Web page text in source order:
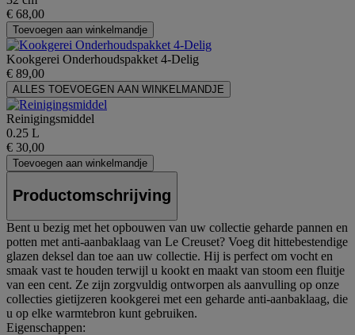
€ 68,00
Toevoegen aan winkelmandje
Kookgerei Onderhoudspakket 4-Delig
€ 89,00
ALLES TOEVOEGEN AAN WINKELMANDJE
Reinigingsmiddel
0.25 L
€ 30,00
Toevoegen aan winkelmandje
Productomschrijving
Bent u bezig met het opbouwen van uw collectie geharde pannen en
potten met anti-aanbaklaag van Le Creuset? Voeg dit hittebestendige
glazen deksel dan toe aan uw collectie. Hij is perfect om vocht en
smaak vast te houden terwijl u kookt en maakt van stoom een fluitje
van een cent. Ze zijn zorgvuldig ontworpen als aanvulling op onze
collecties gietijzeren kookgerei met een geharde anti-aanbaklaag, die
u op elke warmtebron kunt gebruiken.
Eigenschappen: